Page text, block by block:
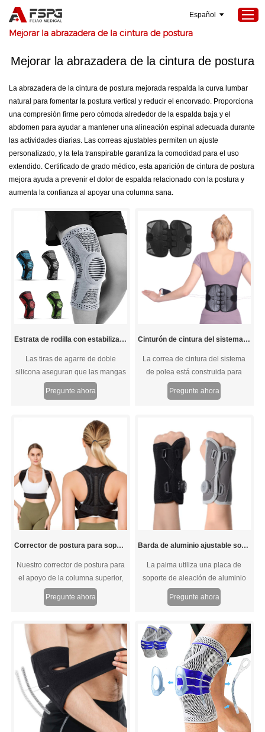
Productos
Sobre nosotros
Proyectos
Contáctenos
Español
Hogar > Seokeywords
Mejorar la abrazadera de la cintura de postura
Mejorar la abrazadera de la cintura de postura
La abrazadera de la cintura de postura mejorada respalda la curva lumbar
natural para fomentar la postura vertical y reducir el encorvado. Proporciona
una compresión firme pero cómoda alrededor de la espalda baja y el
abdomen para ayudar a mantener una alineación espinal adecuada durante
las actividades diarias. Las correas ajustables permiten un ajuste
personalizado, y la tela transpirable garantiza la comodidad para el uso
extendido. Certificado de grado médico, esta aparición de cintura de postura
mejora ayuda a prevenir el dolor de espalda relacionado con la postura y
aumenta la confianza al apoyar una columna sana.
Estrata de rodilla con estabilizadores laterales Pad de silicona
Las tiras de agarre de doble
silicona aseguran que las mangas
de la rodilla se bloqueen en su
lugar y el acabado transpirable y
hacen sentir cómodo incluso tú
haces entrenamientos intensos.
Pregunte ahora
Cinturón de cintura del sistema de polea
La correa de cintura del sistema
de polea está construida para
tratar cómodamente y fácilmente el
dolor lumbar sin receta. Este
doble pulsera para una
compresión personalizada rápida
y uniforme, lo que garantiza una
comodidad y soporte óptimos.
Pregunte ahora
Corrector de postura para soporte de la columna superior
Nuestro corrector de postura para
el apoyo de la columna superior,
para mujeres y hombres corrige su
pobre postura de espalda, alivia la
alivia el dolor de espalda y le
permite enderezar la espalda sin
temor, para que pueda tener
confianza frente a cualquier
persona.
Pregunte ahora
Barda de aluminio ajustable soporte de barra de muñeca muñequera de muñeca
La palma utiliza una placa de
soporte de aleación de aluminio
de alta resistencia y liviana en
forma de arco, y las dos tiras de
dorso de la mano se ajustan
perfectamente a la curva de
muñeca para fortalecer la
protección y la fijación de la
muñeca. Después de presionar el
botón, gire suavemente el chuck
giratorio para estirar la línea de
encaje templado en ambas
Pregunte ahora